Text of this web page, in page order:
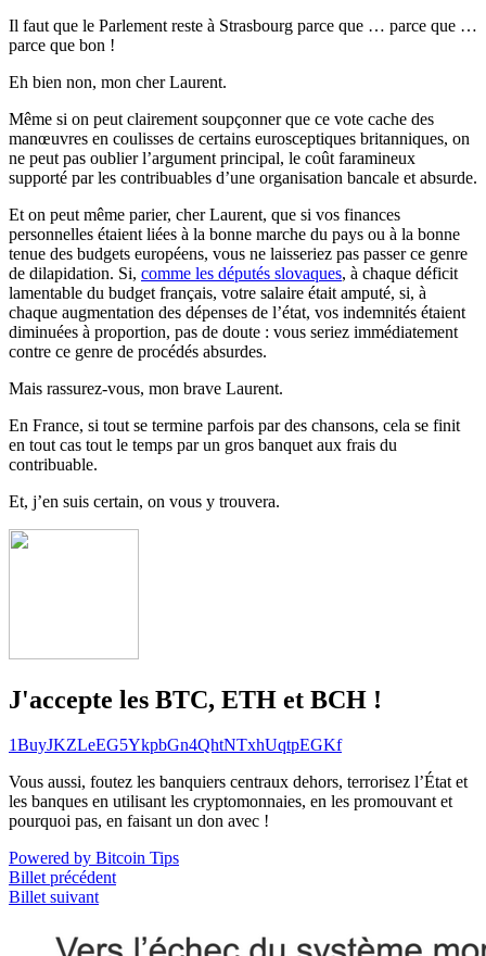
Il faut que le Parlement reste à Strasbourg parce que … parce que …
parce que bon !
Eh bien non, mon cher Laurent.
Même si on peut clairement soupçonner que ce vote cache des
manœuvres en coulisses de certains eurosceptiques britanniques, on
ne peut pas oublier l’argument principal, le coût faramineux
supporté par les contribuables d’une organisation bancale et absurde.
Et on peut même parier, cher Laurent, que si vos finances
personnelles étaient liées à la bonne marche du pays ou à la bonne
tenue des budgets européens, vous ne laisseriez pas passer ce genre
de dilapidation. Si, comme les députés slovaques, à chaque déficit
lamentable du budget français, votre salaire était amputé, si, à
chaque augmentation des dépenses de l’état, vos indemnités étaient
diminuées à proportion, pas de doute : vous seriez immédiatement
contre ce genre de procédés absurdes.
Mais rassurez-vous, mon brave Laurent.
En France, si tout se termine parfois par des chansons, cela se finit
en tout cas tout le temps par un gros banquet aux frais du
contribuable.
Et, j’en suis certain, on vous y trouvera.
J'accepte les BTC, ETH et BCH !
1BuyJKZLeEG5YkpbGn4QhtNTxhUqtpEGKf
Vous aussi, foutez les banquiers centraux dehors, terrorisez l’État et
les banques en utilisant les cryptomonnaies, en les promouvant et
pourquoi pas, en faisant un don avec !
Powered by Bitcoin Tips
Billet précédent
Billet suivant